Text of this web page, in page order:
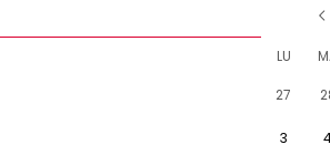
LU
27
3